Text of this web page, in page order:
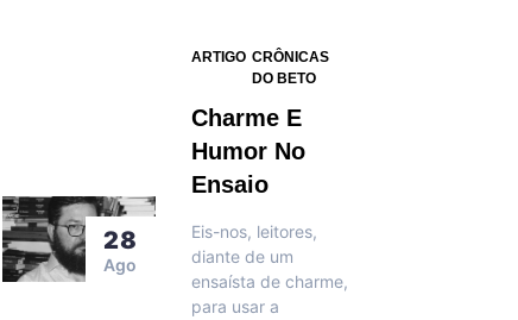
28
Ago
ARTIGO CRÔNICAS
DO BETO
Charme E
Humor No
Ensaio
Eis-nos, leitores,
diante de um
ensaísta de charme,
para usar a